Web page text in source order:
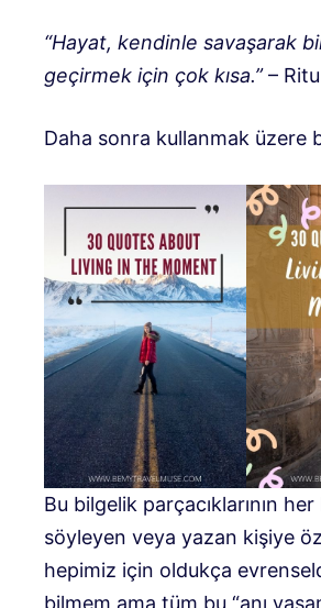
“Hayat, kendinle savaşarak
geçirmek için çok kısa.”–
Daha sonra kullanmak üzere
Bu bilgelik parçacıklarının her
söyleyen veya yazan kişiye
hepimiz için oldukça
bilmem ama tüm bu “anı